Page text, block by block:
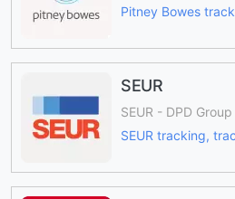
Pitney Bowes
SEUR
SEUR - DPD Group
SEUR tracking,